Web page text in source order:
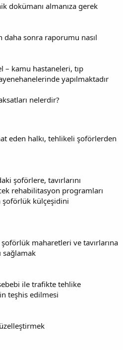
dokümanı almanıza gerek
sonra raporumu nasıl
– kamu hastaneleri, tıp
yapılmaktadır
nelerdir?
eden halkı, tehlikeli şoförlerden
şoförlere, tavırlarını
rehabilitasyon programları
külçeşidini
maharetleri ve tavırlarına
sağlamak
ile trafikte tehlike
teşhis edilmesi